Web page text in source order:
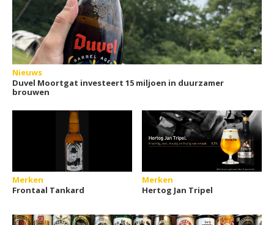
Nieuws
Duvel Moortgat investeert 15 miljoen in duurzamer
brouwen
Merken
Frontaal Tankard
Merken
Hertog Jan Tripel